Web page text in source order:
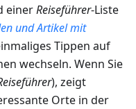
einerReiseführer-Liste
undArtikel mit
Tippen auf
wechseln. Wenn Sie
), zeigt
Orte in der